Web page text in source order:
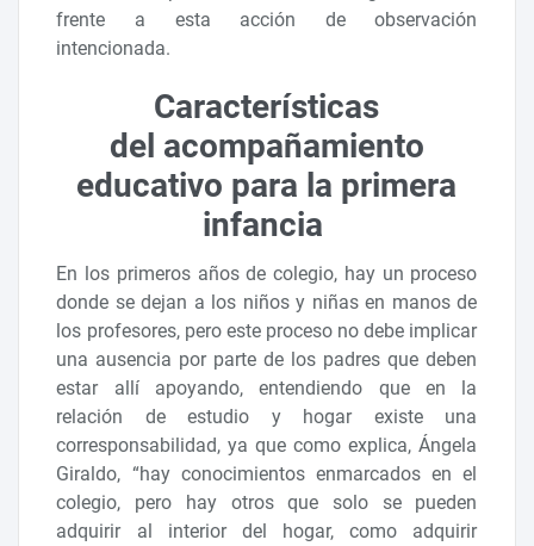
frente a esta acción de observación
intencionada.
Características
del acompañamiento
educativo para la primera
infancia
En los primeros años de colegio, hay un proceso
donde se dejan a los niños y niñas en manos de
los profesores, pero este proceso no debe implicar
una ausencia por parte de los padres que deben
estar allí apoyando, entendiendo que en la
relación de estudio y hogar existe una
corresponsabilidad, ya que como explica, Ángela
Giraldo, “hay conocimientos enmarcados en el
colegio, pero hay otros que solo se pueden
adquirir al interior del hogar, como adquirir